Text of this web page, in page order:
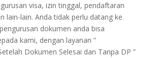
visa, izin tinggal, pendaftaran
lain-lain. Anda tidak perlu datang ke
dokumen anda bisa
kami, dengan layanan ”
Dokumen Selesai dan Tanpa DP ”